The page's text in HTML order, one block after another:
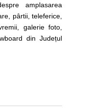
amplasarea
pârtii, teleferice,
galerie foto,
din Județul